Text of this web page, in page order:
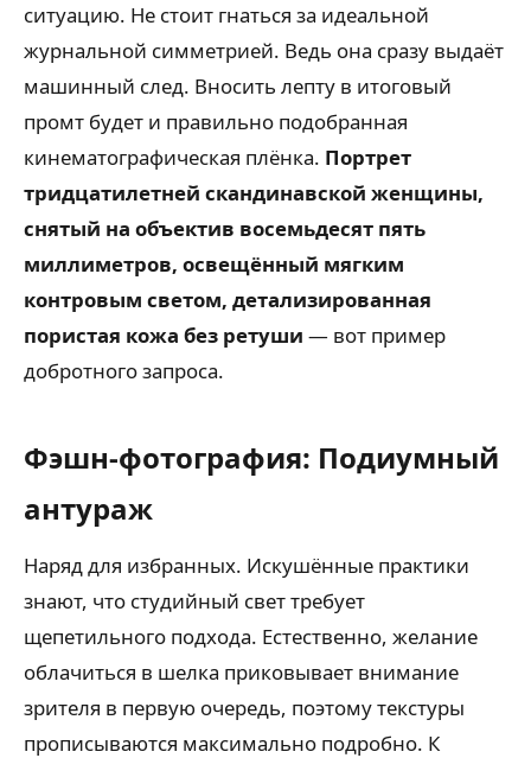
ситуацию. Не стоит гнаться за идеальной
журнальной симметрией. Ведь она сразу выдаёт
машинный след. Вносить лепту в итоговый
промт будет и правильно подобранная
кинематографическая плёнка. Портрет
тридцатилетней скандинавской женщины,
снятый на объектив восемьдесят пять
миллиметров, освещённый мягким
контровым светом, детализированная
пористая кожа без ретуши — вот пример
добротного запроса.
Фэшн-фотография: Подиумный
антураж
Наряд для избранных. Искушённые практики
знают, что студийный свет требует
щепетильного подхода. Естественно, желание
облачиться в шелка приковывает внимание
зрителя в первую очередь, поэтому текстуры
прописываются максимально подробно. К